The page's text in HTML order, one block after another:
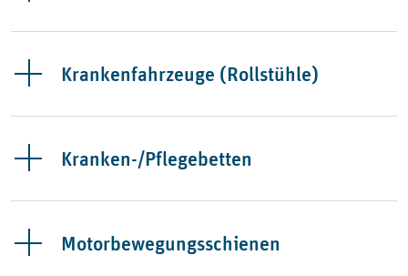
Krankenfahrzeuge (Rollstühle)
Kranken-/Pflegebetten
Motorbewegungsschienen